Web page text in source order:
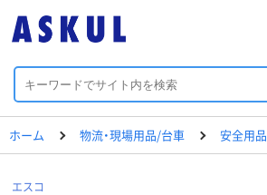
ホーム 物流・現場用品/台車 安全用品
エスコ